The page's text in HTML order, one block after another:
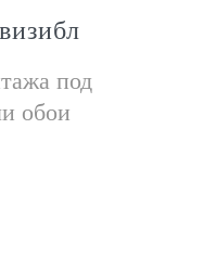
под
обои